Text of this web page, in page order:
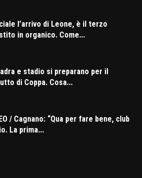
l’arrivo di Leone, è il terzo
in organico. Come...
e stadio si preparano per il
di Coppa. Cosa...
/ Cagnano: “Qua per fare bene, club
La prima...